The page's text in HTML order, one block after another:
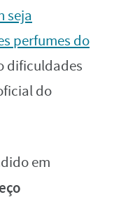
seja
perfumes do
dificuldades
do
em